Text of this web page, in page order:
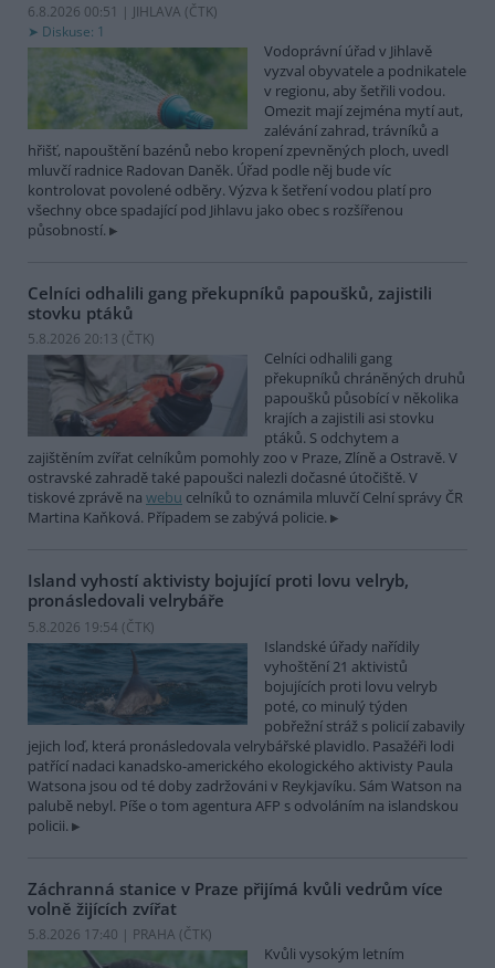
6.8.2026 00:51 | JIHLAVA (ČTK)
Diskuse: 1
Vodoprávní úřad v Jihlavě
vyzval obyvatele a podnikatele
v regionu, aby šetřili vodou.
Omezit mají zejména mytí aut,
zalévání zahrad, trávníků a
hřišť, napouštění bazénů nebo kropení zpevněných ploch, uvedl
mluvčí radnice Radovan Daněk. Úřad podle něj bude víc
kontrolovat povolené odběry. Výzva k šetření vodou platí pro
všechny obce spadající pod Jihlavu jako obec s rozšířenou
působností.
Celníci odhalili gang překupníků papoušků, zajistili
stovku ptáků
5.8.2026 20:13 (ČTK)
Celníci odhalili gang
překupníků chráněných druhů
papoušků působící v několika
krajích a zajistili asi stovku
ptáků. S odchytem a
zajištěním zvířat celníkům pomohly zoo v Praze, Zlíně a Ostravě. V
ostravské zahradě také papoušci nalezli dočasné útočiště. V
tiskové zprávě na webu celníků to oznámila mluvčí Celní správy ČR
Martina Kaňková. Případem se zabývá policie.
Island vyhostí aktivisty bojující proti lovu velryb,
pronásledovali velrybáře
5.8.2026 19:54 (ČTK)
Islandské úřady nařídily
vyhoštění 21 aktivistů
bojujících proti lovu velryb
poté, co minulý týden
pobřežní stráž s policií zabavily
jejich loď, která pronásledovala velrybářské plavidlo. Pasažéři lodi
patřící nadaci kanadsko-amerického ekologického aktivisty Paula
Watsona jsou od té doby zadržováni v Reykjavíku. Sám Watson na
palubě nebyl. Píše o tom agentura AFP s odvoláním na islandskou
policii.
Záchranná stanice v Praze přijímá kvůli vedrům více
volně žijících zvířat
5.8.2026 17:40 | PRAHA (ČTK)
Kvůli vysokým letním